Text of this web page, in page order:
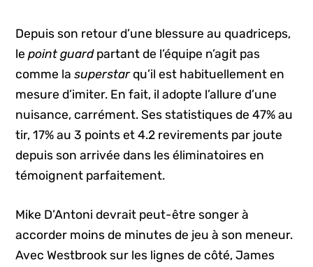
Depuis son retour d’une blessure au quadriceps,
lepoint guardpartant de l’équipe n’agit pas
comme lasuperstarqu’il est habituellement en
mesure d’imiter. En fait, il adopte l’allure d’une
nuisance, carrément. Ses statistiques de 47% au
tir, 17% au 3 points et 4.2 revirements par joute
depuis son arrivée dans les éliminatoires en
témoignent parfaitement.
Mike D’Antoni devrait peut-être songer à
accorder moins de minutes de jeu à son meneur.
Avec Westbrook sur les lignes de côté, James